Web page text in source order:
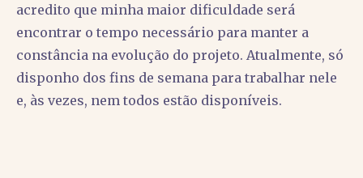
acredito que minha maior dificuldade será
encontrar o tempo necessário para manter a
constância na evolução do projeto. Atualmente, só
disponho dos fins de semana para trabalhar nele
e, às vezes, nem todos estão disponíveis.